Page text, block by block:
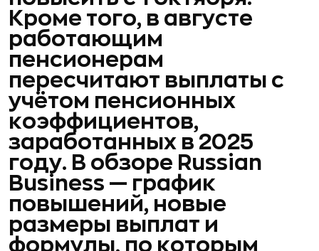
Кроме того, в августе
работающим
пенсионерам
пересчитают выплаты с
учётом пенсионных
коэффициентов,
заработанных в 2025
году. В обзоре Russian
Business — график
повышений, новые
размеры выплат и
формулы, по которым